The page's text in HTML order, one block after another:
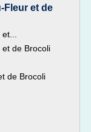
Fleur et de
de Brocoli
de Brocoli